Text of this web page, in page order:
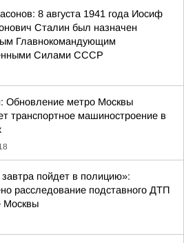
8 августа 1941 года Иосиф
Сталин был назначен
Главнокомандующим
Силами СССР
Обновление метро Москвы
транспортное машиностроение в
пойдет в полицию»:
расследование подставного ДТП
Москвы